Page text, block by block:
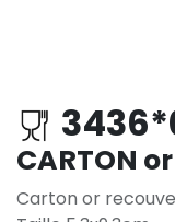
CARTON
Carton or